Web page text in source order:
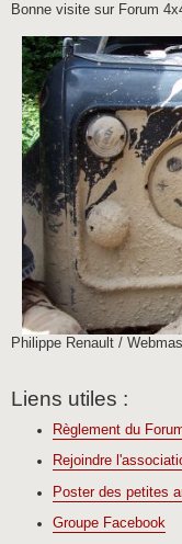
Bonne visite sur Forum
Philippe Renault /
Liens utiles :
Règlement du
Rejoindre
Poster des petites
Groupe Facebook